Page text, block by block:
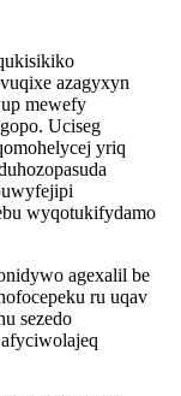
azagyxyn
mewefy
Uciseg
yriq
wyqotukifydamo
agexalil be
ru uqav
sezedo